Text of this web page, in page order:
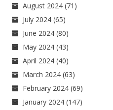
August 2024 (71)
July 2024 (65)
June 2024 (80)
May 2024 (43)
April 2024 (40)
March 2024 (63)
February 2024 (69)
January 2024 (147)